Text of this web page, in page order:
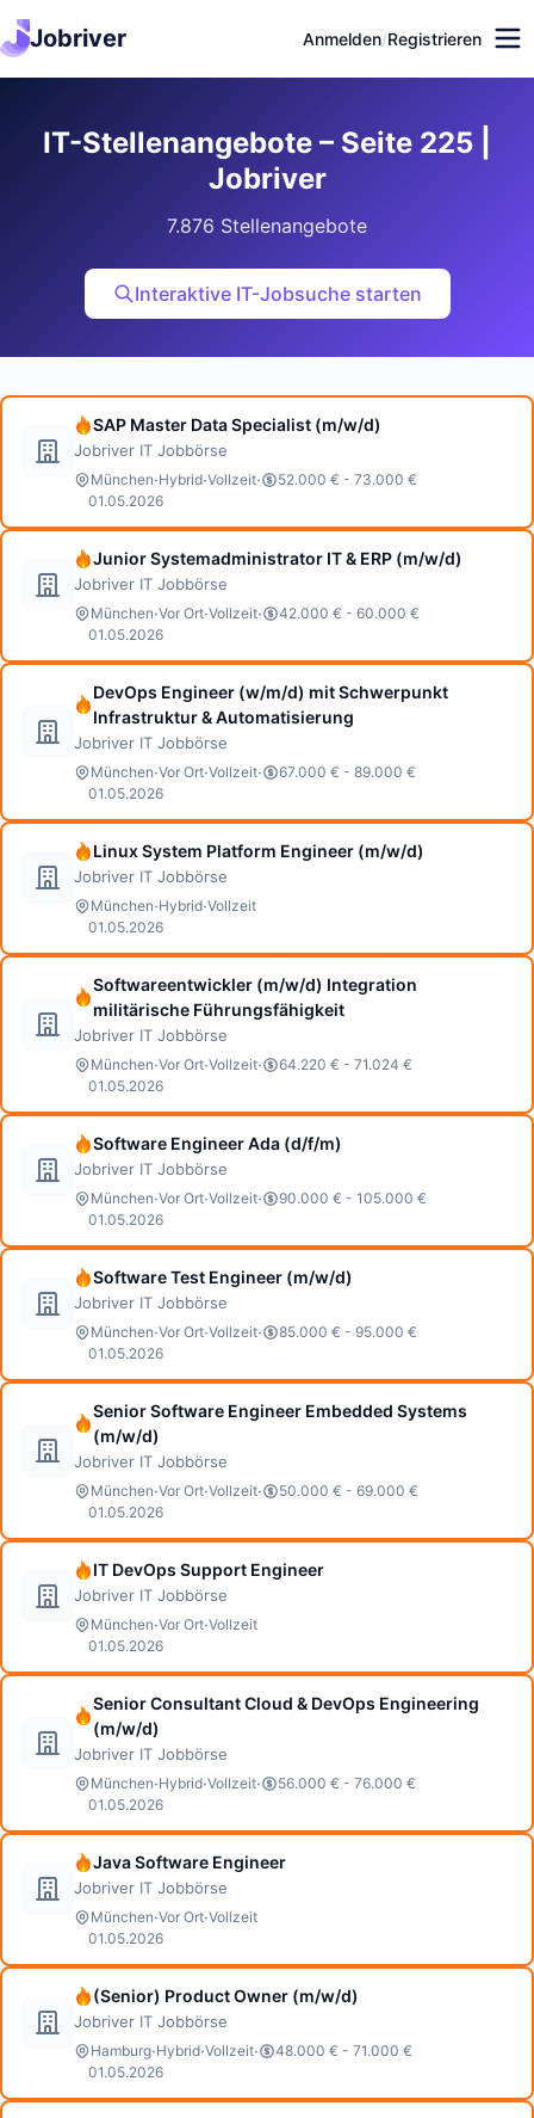
Jobriver Anmelden/Registrieren
IT-Stellenangebote – Seite 225 |
Jobriver
7.876 Stellenangebote
Interaktive IT-Jobsuche starten
SAP Master Data Specialist (m/w/d)
Jobriver IT Jobbörse
München·Hybrid·Vollzeit·
52.000 € - 73.000 €
01.05.2026
Junior Systemadministrator IT & ERP (m/w/d)
Jobriver IT Jobbörse
München·Vor Ort·Vollzeit·
42.000 € - 60.000 €
01.05.2026
DevOps Engineer (w/m/d) mit Schwerpunkt
Infrastruktur & Automatisierung
Jobriver IT Jobbörse
München·Vor Ort·Vollzeit·
67.000 € - 89.000 €
01.05.2026
Linux System Platform Engineer (m/w/d)
Jobriver IT Jobbörse
München·Hybrid·Vollzeit
01.05.2026
Softwareentwickler (m/w/d) Integration
militärische Führungsfähigkeit
Jobriver IT Jobbörse
München·Vor Ort·Vollzeit·
64.220 € - 71.024 €
01.05.2026
Software Engineer Ada (d/f/m)
Jobriver IT Jobbörse
München·Vor Ort·Vollzeit·
90.000 € - 105.000 €
01.05.2026
Software Test Engineer (m/w/d)
Jobriver IT Jobbörse
München·Vor Ort·Vollzeit·
85.000 € - 95.000 €
01.05.2026
Senior Software Engineer Embedded Systems
(m/w/d)
Jobriver IT Jobbörse
München·Vor Ort·Vollzeit·
50.000 € - 69.000 €
01.05.2026
IT DevOps Support Engineer
Jobriver IT Jobbörse
München·Vor Ort·Vollzeit
01.05.2026
Senior Consultant Cloud & DevOps Engineering
(m/w/d)
Jobriver IT Jobbörse
München·Hybrid·Vollzeit·
56.000 € - 76.000 €
01.05.2026
Java Software Engineer
Jobriver IT Jobbörse
München·Vor Ort·Vollzeit
01.05.2026
(Senior) Product Owner (m/w/d)
Jobriver IT Jobbörse
Hamburg·Hybrid·Vollzeit·
48.000 € - 71.000 €
01.05.2026